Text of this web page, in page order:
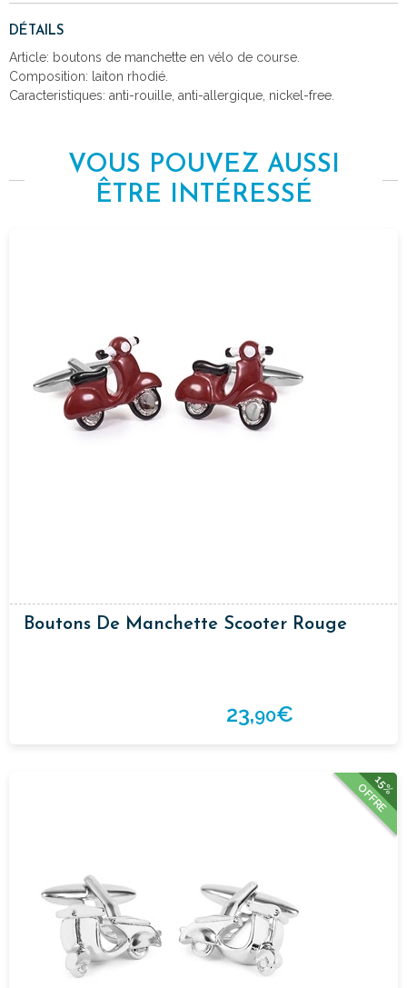
DÉTAILS
Article: boutons de manchette en vélo de course.
Composition: laiton rhodié.
Caracteristiques: anti-rouille, anti-allergique, nickel-free.
VOUS POUVEZ AUSSI
ÊTRE INTÉRESSÉ
Boutons De Manchette Scooter Rouge
23,90€
15%
OFFRE